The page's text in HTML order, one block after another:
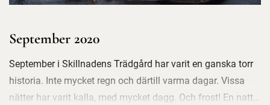
September 2020
September i Skillnadens Trädgård har varit en ganska torr
historia. Inte mycket regn och därtill varma dagar. Vissa
nätter har varit kalla, med mycket dagg. Och frost! En natt